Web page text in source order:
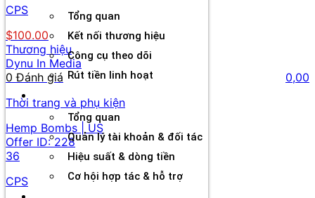
Tổng quan
Kết nối thương hiệu
Công cụ theo dõi
Rút tiền linh hoạt
Tổng quan
Quản lý tài khoản & đối tác
Hiệu suất & dòng tiền
Cơ hội hợp tác & hỗ trợ
CPS
$100.00
Thương hiệu
Dynu In Media
0 Đánh giá
0,00
Thời trang và phụ kiện
Hemp Bombs | US
Offer ID: 228
36
CPS